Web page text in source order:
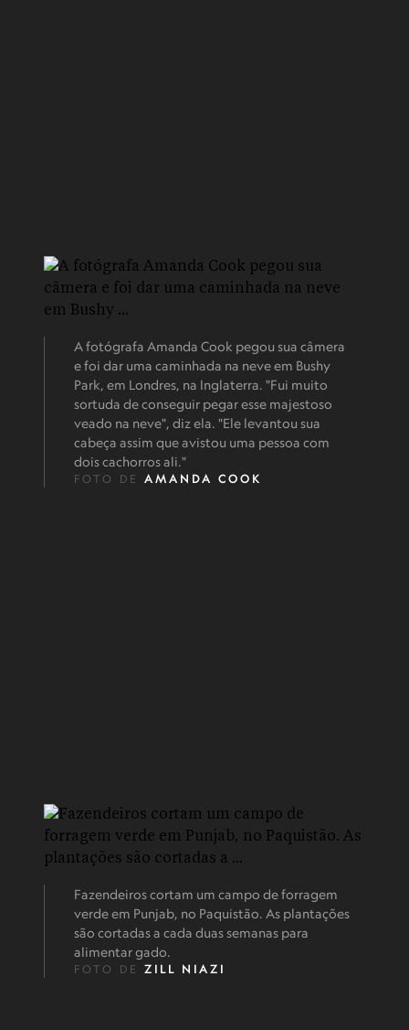
A fotógrafa Amanda Cook pegou sua câmera
e foi dar uma caminhada na neve em Bushy
Park, em Londres, na Inglaterra. "Fui muito
sortuda de conseguir pegar esse majestoso
veado na neve", diz ela. "Ele levantou sua
cabeça assim que avistou uma pessoa com
dois cachorros ali."
FOTO DE AMANDA COOK
Fazendeiros cortam um campo de forragem
verde em Punjab, no Paquistão. As plantações
são cortadas a cada duas semanas para
alimentar gado.
FOTO DE ZILL NIAZI